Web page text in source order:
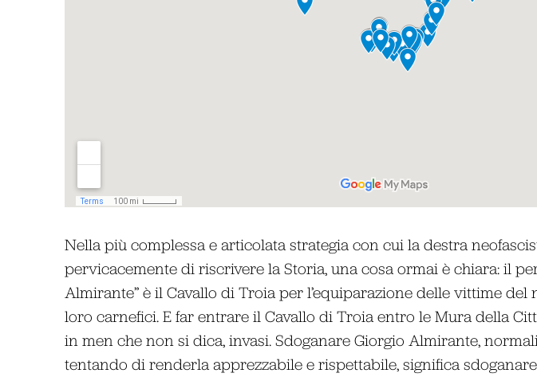
Nella più complessa e articolata strategia con cui la destra
pervicacemente di riscrivere la Storia, una cosa ormai è chiara: il
Almirante” è il Cavallo di Troia per l’equiparazione delle vittime del
loro carnefici. E far entrare il Cavallo di Troia entro le Mura della
in men che non si dica, invasi. Sdoganare Giorgio Almirante,
tentando di renderla apprezzabile e rispettabile, significa